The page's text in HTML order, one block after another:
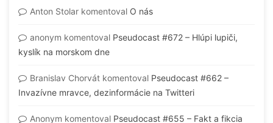
Anton Stolar komentoval O nás
anonym komentoval Pseudocast #672 – Hlúpi lupiči,
kyslík na morskom dne
Branislav Chorvát komentoval Pseudocast #662 –
Invazívne mravce, dezinformácie na Twitteri
Anonym komentoval Pseudocast #655 – Fakt a fikcia